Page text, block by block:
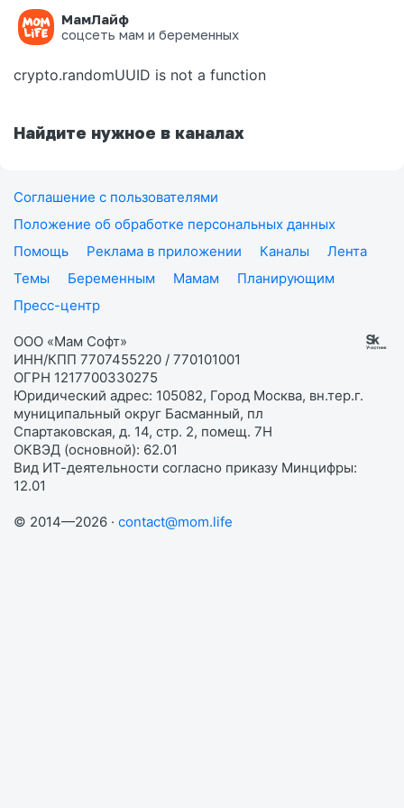
МамЛайф
соцсеть мам и беременных
Ошибка на странице
crypto.randomUUID is not a function
Найдите нужное в каналах
Соглашение с пользователями
Положение об обработке персональных данных
Помощь
Реклама в приложении Каналы
Лента
Темы
Беременным Мамам
Планирующим
Пресс-центр
ООО «Мам Софт»
ИНН/КПП 7707455220 / 770101001
ОГРН 1217700330275
Юридический адрес: 105082, Город Москва, вн.тер.г.
муниципальный округ Басманный, пл
Спартаковская, д. 14, стр. 2, помещ. 7Н
ОКВЭД (основной): 62.01
Вид ИТ-деятельности согласно приказу Минцифры:
12.01
© 2014—2026 · contact@mom.life